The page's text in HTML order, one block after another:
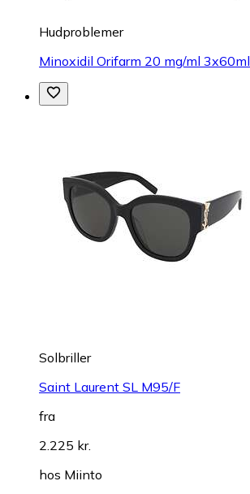
Hudproblemer
Minoxidil Orifarm 20 mg/ml 3x60ml
Solbriller
Saint Laurent SL M95/F
fra
2.225 kr.
hos Miinto